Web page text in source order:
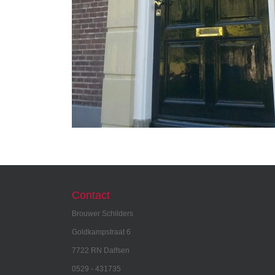
Contact
Brouwer Schilders
Goldkampstraat 6
7722 RN Dalfsen
0529 - 431735